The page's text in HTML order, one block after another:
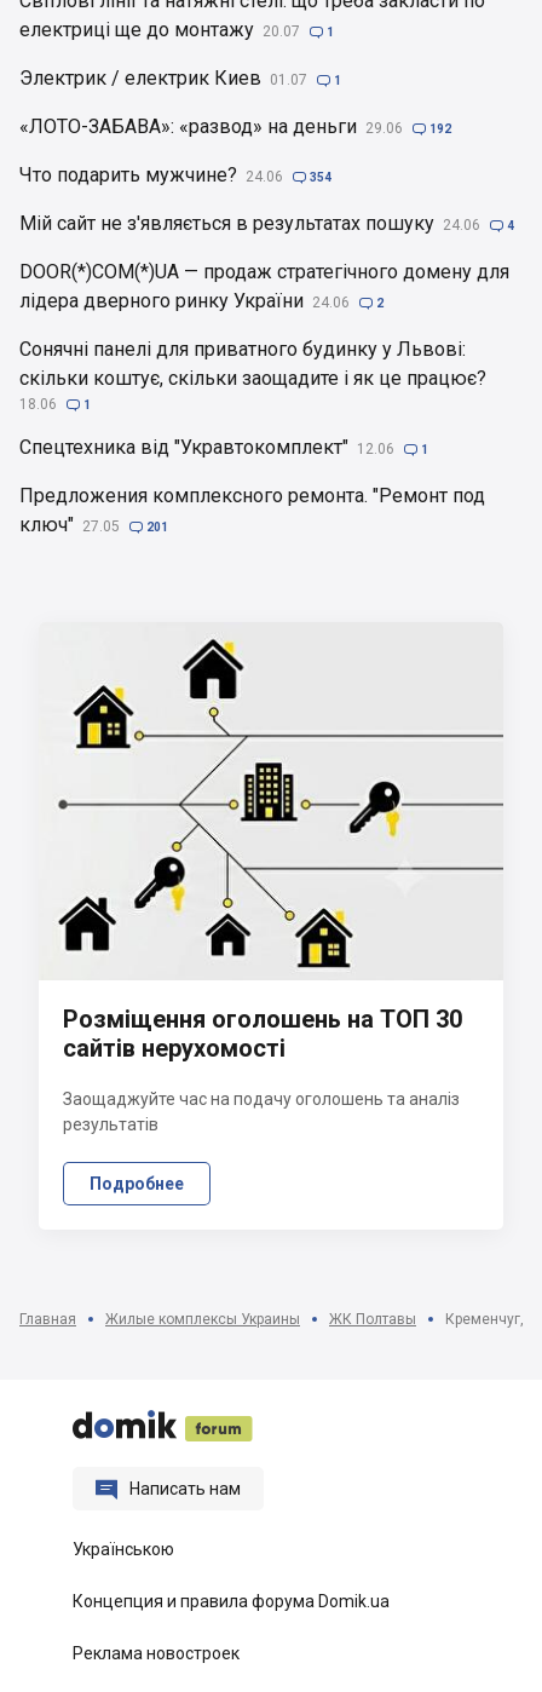
електриці ще до монтажу 20.07  1
Электрик / електрик Киев 01.07  1
«ЛОТО-ЗАБАВА»: «развод» на деньги 29.06  192
Что подарить мужчине? 24.06  354
Мій сайт не з'являється в результатах пошуку 24.06  4
DOOR(*)COM(*)UA — продаж стратегічного домену для
лідера дверного ринку України 24.06  2
Сонячні панелі для приватного будинку у Львові:
скільки коштує, скільки заощадите і як це працює?
18.06  1
Спецтехника від "Укравтокомплект" 12.06  1
Предложения комплексного ремонта. "Ремонт под
ключ" 27.05  201
Розміщення оголошень на ТОП 30
сайтів нерухомості
Заощаджуйте час на подачу оголошень та аналіз
результатів
Подробнее
Главная Жилые комплексы Украины ЖК Полтавы Кременчуг,


 

 Написать нам
Українською
Концепция и правила форума Domik.ua
Реклама новостроек